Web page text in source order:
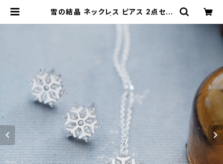
雪の結晶 ネックレス ピアス 2点セッ